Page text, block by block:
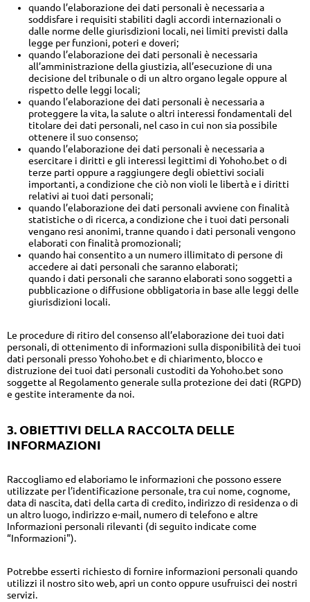
quando l’elaborazione dei dati personali è necessaria a
soddisfare i requisiti stabiliti dagli accordi internazionali o
dalle norme delle giurisdizioni locali, nei limiti previsti dalla
legge per funzioni, poteri e doveri;
quando l’elaborazione dei dati personali è necessaria
all’amministrazione della giustizia, all’esecuzione di una
decisione del tribunale o di un altro organo legale oppure al
rispetto delle leggi locali;
quando l’elaborazione dei dati personali è necessaria a
proteggere la vita, la salute o altri interessi fondamentali del
titolare dei dati personali, nel caso in cui non sia possibile
ottenere il suo consenso;
quando l’elaborazione dei dati personali è necessaria a
esercitare i diritti e gli interessi legittimi di Yohoho.bet o di
terze parti oppure a raggiungere degli obiettivi sociali
importanti, a condizione che ciò non violi le libertà e i diritti
relativi ai tuoi dati personali;
quando l’elaborazione dei dati personali avviene con finalità
statistiche o di ricerca, a condizione che i tuoi dati personali
vengano resi anonimi, tranne quando i dati personali vengono
elaborati con finalità promozionali;
quando hai consentito a un numero illimitato di persone di
accedere ai dati personali che saranno elaborati;
quando i dati personali che saranno elaborati sono soggetti a
pubblicazione o diffusione obbligatoria in base alle leggi delle
giurisdizioni locali.
Le procedure di ritiro del consenso all’elaborazione dei tuoi dati
personali, di ottenimento di informazioni sulla disponibilità dei tuoi
dati personali presso Yohoho.bet e di chiarimento, blocco e
distruzione dei tuoi dati personali custoditi da Yohoho.bet sono
soggette al Regolamento generale sulla protezione dei dati (RGPD)
e gestite interamente da noi.
3. OBIETTIVI DELLA RACCOLTA DELLE
INFORMAZIONI
Raccogliamo ed elaboriamo le informazioni che possono essere
utilizzate per l’identificazione personale, tra cui nome, cognome,
data di nascita, dati della carta di credito, indirizzo di residenza o di
un altro luogo, indirizzo e-mail, numero di telefono e altre
Informazioni personali rilevanti (di seguito indicate come
“Informazioni").
Potrebbe esserti richiesto di fornire informazioni personali quando
utilizzi il nostro sito web, apri un conto oppure usufruisci dei nostri
servizi.